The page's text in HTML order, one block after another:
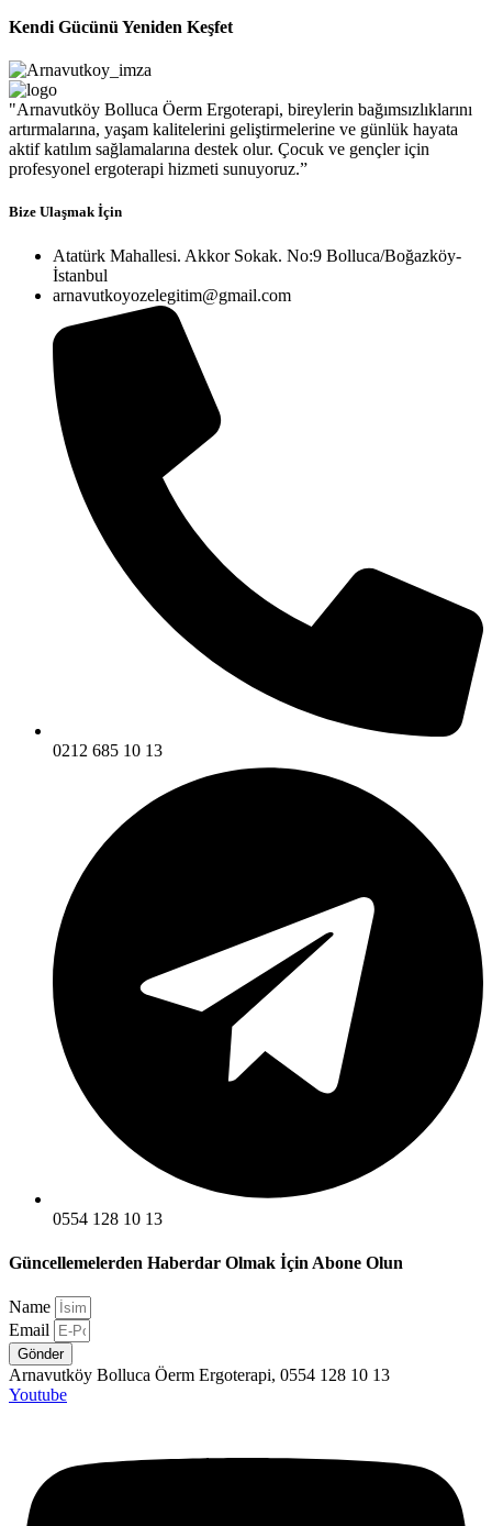
Kendi Gücünü Yeniden Keşfet
"Arnavutköy Bolluca Öerm Ergoterapi, bireylerin bağımsızlıklarını
artırmalarına, yaşam kalitelerini geliştirmelerine ve günlük hayata
aktif katılım sağlamalarına destek olur. Çocuk ve gençler için
profesyonel ergoterapi hizmeti sunuyoruz.”
Bize Ulaşmak İçin
Atatürk Mahallesi. Akkor Sokak. No:9 Bolluca/Boğazköy-
İstanbul
arnavutkoyozelegitim@gmail.com
0212 685 10 13
0554 128 10 13
Güncellemelerden Haberdar Olmak İçin Abone Olun
Name
Email
Gönder
Arnavutköy Bolluca Öerm Ergoterapi, 0554 128 10 13
Youtube